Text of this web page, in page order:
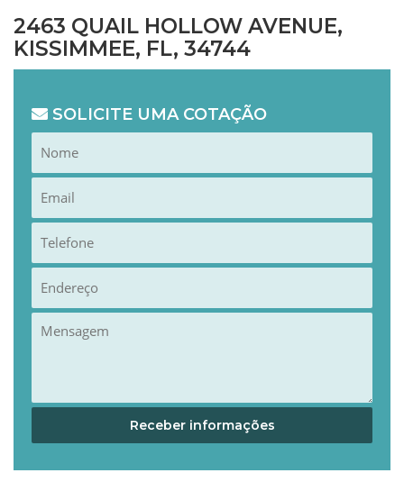
2463 QUAIL HOLLOW AVENUE,
KISSIMMEE, FL, 34744
SOLICITE UMA COTAÇÃO